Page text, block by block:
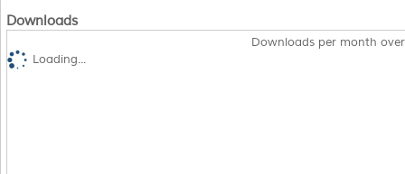
Downloads
Downloads per month
Loading...